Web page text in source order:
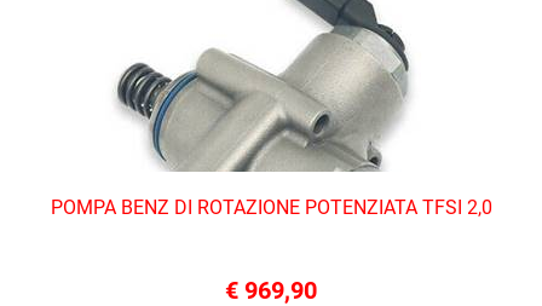
POMPA BENZ DI ROTAZIONE POTENZIATA TFSI 2,0
€ 969,90